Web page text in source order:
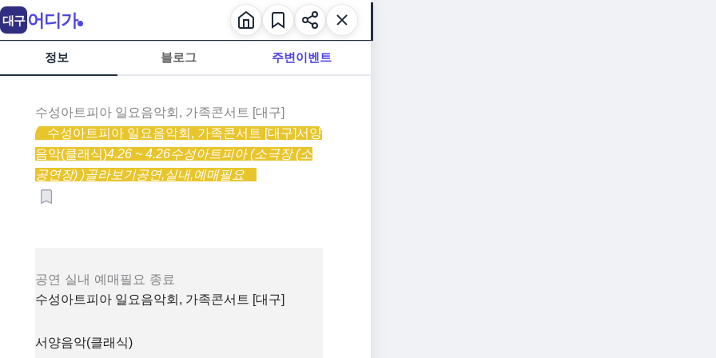
정보 블로그 주변이벤트
수성아트피아 일요음악회, 가족콘서트 [대구]
수성아트피아 일요음악회, 가족콘서트 [대구]서양
음악(클래식)4.26 ~ 4.26수성아트피아 (소극장 (소
공연장) )골라보기공연,실내,예매필요
공연 실내 예매필요 종료
수성아트피아 일요음악회, 가족콘서트 [대구]
서양음악(클래식)
대구 어디가